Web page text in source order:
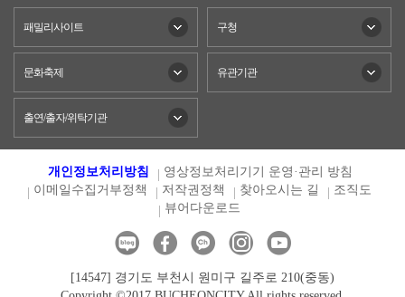
패밀리사이트 구청
문화축제 유관기관
출연/출자/위탁기관
개인정보처리방침
영상정보처리기기 운영·관리 방침
이메일수집거부정책
저작권정책 찾아오시는 길
조직도
뷰어다운로드
[14547] 경기도 부천시 원미구 길주로 210(중동)